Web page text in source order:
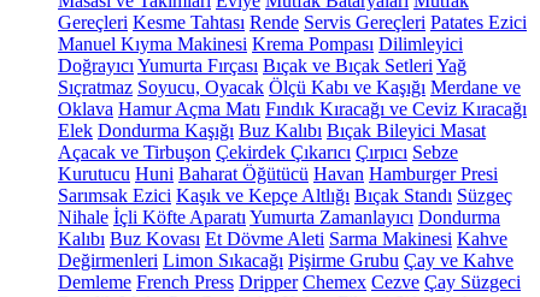
Gereçleri Kesme Tahtası Rende Servis Gereçleri Patates Ezici
Manuel Kıyma Makinesi Krema Pompası Dilimleyici
Doğrayıcı Yumurta Fırçası Bıçak ve Bıçak Setleri Yağ
Sıçratmaz Soyucu, Oyacak Ölçü Kabı ve Kaşığı Merdane ve
Oklava Hamur Açma Matı Fındık Kıracağı ve Ceviz Kıracağı
Elek Dondurma Kaşığı Buz Kalıbı Bıçak Bileyici Masat
Açacak ve Tirbuşon Çekirdek Çıkarıcı Çırpıcı Sebze
Kurutucu Huni Baharat Öğütücü Havan Hamburger Presi
Sarımsak Ezici Kaşık ve Kepçe Altlığı Bıçak Standı Süzgeç
Nihale İçli Köfte Aparatı Yumurta Zamanlayıcı Dondurma
Kalıbı Buz Kovası Et Dövme Aleti Sarma Makinesi Kahve
Değirmenleri Limon Sıkacağı Pişirme Grubu Çay ve Kahve
Demleme French Press Dripper Chemex Cezve Çay Süzgeci